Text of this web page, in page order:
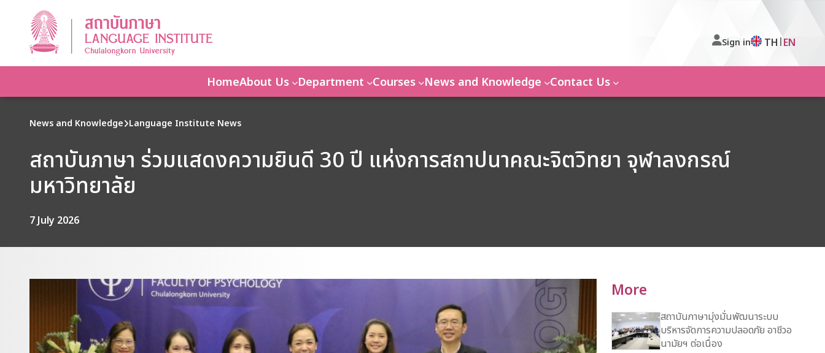
Sign in TH | EN
HomeAbout Us Department Courses News and Knowledge Contact Us
News and Knowledge Language Institute News
สถาบันภาษา ร่วมแสดงความยินดี 30 ปี แห่งการสถาปนาคณะจิตวิทยา จุฬาลงกรณ์
มหาวิทยาลัย
7 July 2026
More
สถาบันภาษามุ่งมั่นพัฒนาระบบ
บริหารจัดการความปลอดภัย อาชีวอ
นามัยฯ ต่อเนื่อง